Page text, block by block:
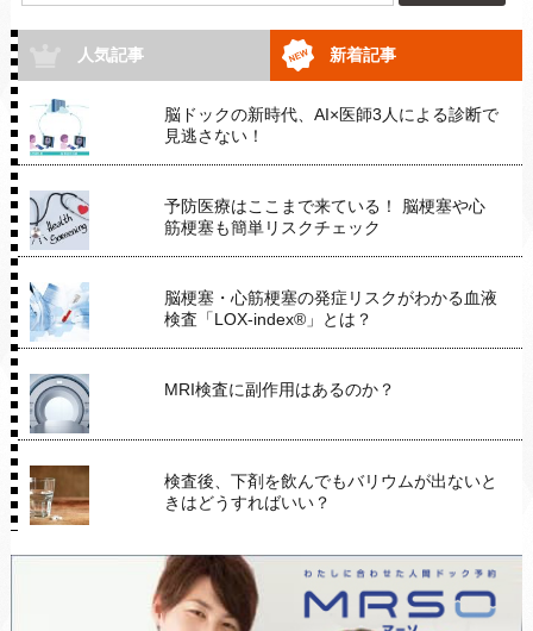
人気記事 新着記事
脳ドックの新時代、AI×医師3人による診断で
見逃さない！
予防医療はここまで来ている！ 脳梗塞や心
筋梗塞も簡単リスクチェック
脳梗塞・心筋梗塞の発症リスクがわかる血液
検査「LOX-index®」とは？
MRI検査に副作用はあるのか？
検査後、下剤を飲んでもバリウムが出ないと
きはどうすればいい？